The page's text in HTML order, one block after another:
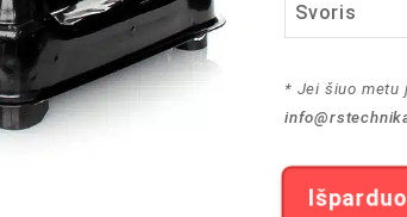
Svoris
* Jei šiuo metu